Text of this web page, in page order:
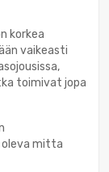
korkea
vaikeasti
toimivat jopa
oleva mitta